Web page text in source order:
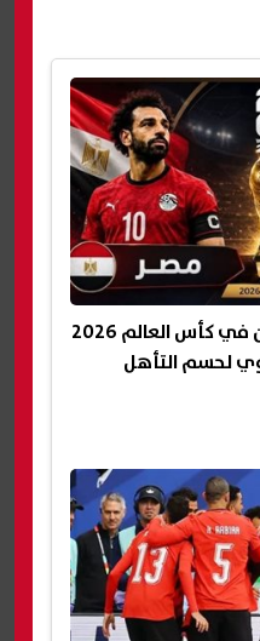
موعد مباراة مصر والأرجنتين في كأس العالم 2026
لحسم التأهل